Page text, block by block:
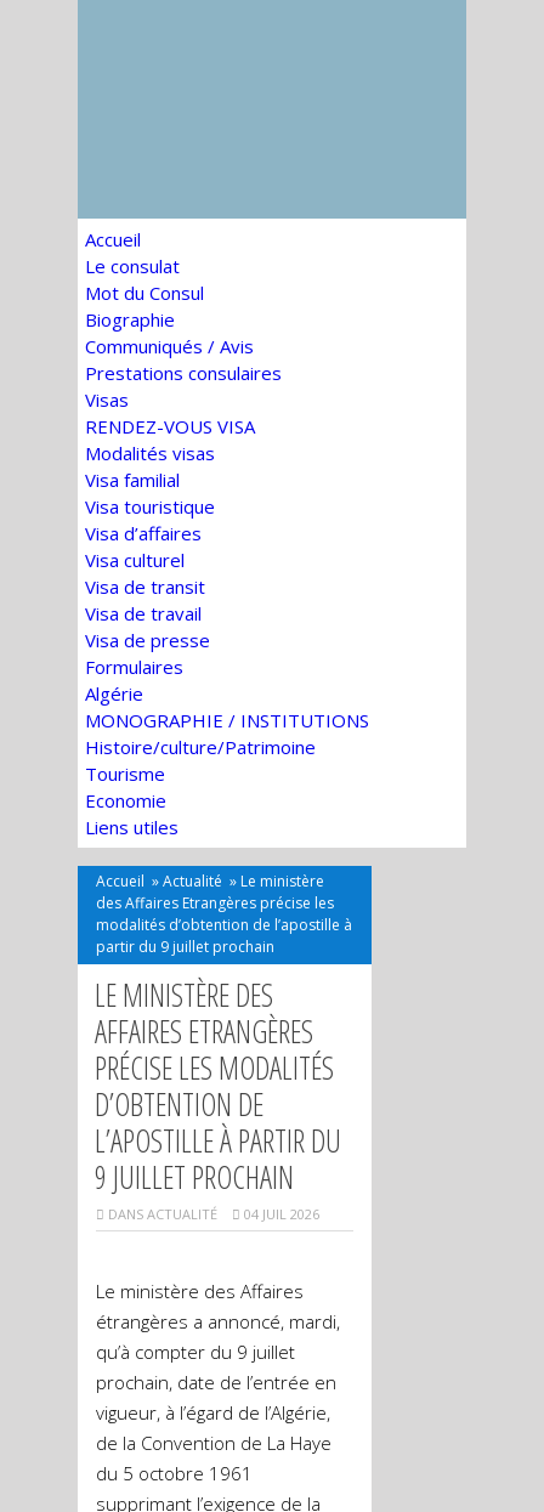
Accueil
Le consulat
Mot du Consul
Biographie
Communiqués / Avis
Prestations consulaires
Visas
RENDEZ-VOUS VISA
Modalités visas
Visa familial
Visa touristique
Visa d’affaires
Visa culturel
Visa de transit
Visa de travail
Visa de presse
Formulaires
Algérie
MONOGRAPHIE / INSTITUTIONS
Histoire/culture/Patrimoine
Tourisme
Economie
Liens utiles
Accueil »Actualité » Le ministère
des Affaires Etrangères précise les
modalités d’obtention de l’apostille à
partir du 9 juillet prochain
LE MINISTÈRE DES
AFFAIRES ETRANGÈRES
PRÉCISE LES MODALITÉS
D’OBTENTION DE
L’APOSTILLE À PARTIR DU
9 JUILLET PROCHAIN
DANS ACTUALITÉ 04 JUIL 2026
Le ministère des Affaires
étrangères a annoncé, mardi,
qu’à compter du 9 juillet
prochain, date de l’entrée en
vigueur, à l’égard de l’Algérie,
de la Convention de La Haye
du 5 octobre 1961
supprimant l’exigence de la